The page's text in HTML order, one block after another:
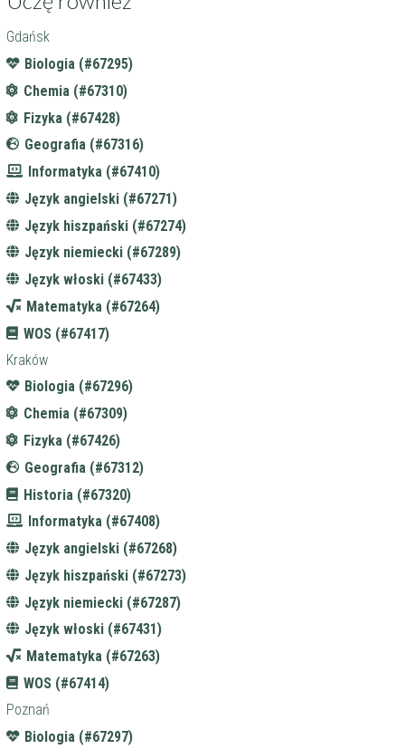
Gdańsk
Biologia (#67295)
Chemia (#67310)
Fizyka (#67428)
Geografia (#67316)
Informatyka (#67410)
Język angielski (#67271)
Język hiszpański (#67274)
Język niemiecki (#67289)
Język włoski (#67433)
Matematyka (#67264)
WOS (#67417)
Kraków
Biologia (#67296)
Chemia (#67309)
Fizyka (#67426)
Geografia (#67312)
Historia (#67320)
Informatyka (#67408)
Język angielski (#67268)
Język hiszpański (#67273)
Język niemiecki (#67287)
Język włoski (#67431)
Matematyka (#67263)
WOS (#67414)
Poznań
Biologia (#67297)